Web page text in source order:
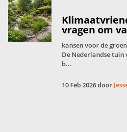
vragen om
kansen voor de
De Nederlandse
b...
10 Feb 2026 door